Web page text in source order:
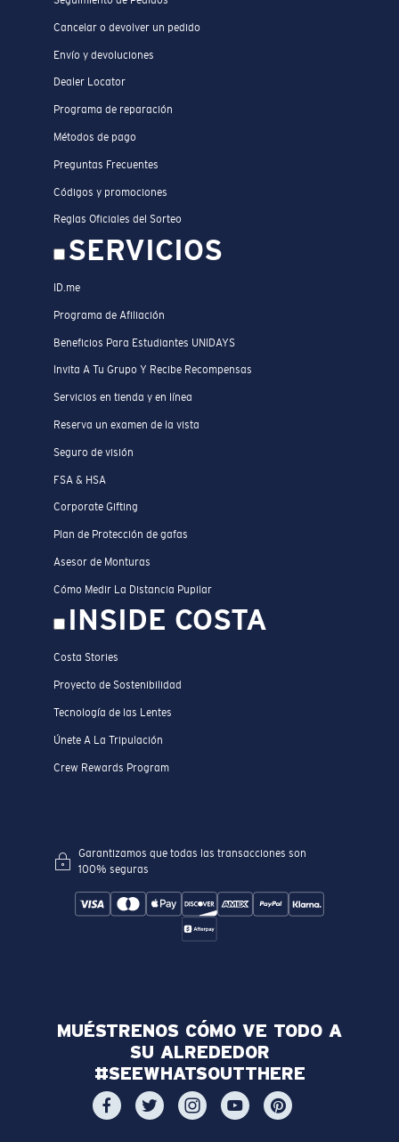
Cancelar o devolver un pedido
Envío y devoluciones
Dealer Locator
Programa de reparación
Métodos de pago
Preguntas Frecuentes
Códigos y promociones
Reglas Oficiales del Sorteo
SERVICIOS
ID.me
Programa de Afiliación
Beneficios Para Estudiantes UNIDAYS
Invita A Tu Grupo Y Recibe Recompensas
Servicios en tienda y en línea
Reserva un examen de la vista
Seguro de visión
FSA & HSA
Corporate Gifting
Plan de Protección de gafas
Asesor de Monturas
Cómo Medir La Distancia Pupilar
INSIDE COSTA
Costa Stories
Proyecto de Sostenibilidad
Tecnología de las Lentes
Únete A La Tripulación
Crew Rewards Program
Garantizamos que todas las transacciones son
100% seguras
MUÉSTRENOS CÓMO VE TODO A
SU ALREDEDOR
#SEEWHATSOUTTHERE